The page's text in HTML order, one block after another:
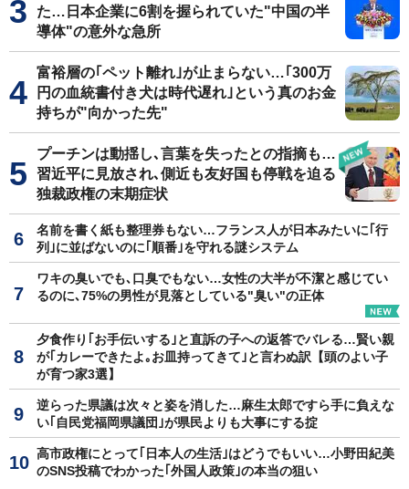
た…日本企業に6割を握られていた"中国の半
導体"の意外な急所
富裕層の｢ペット離れ｣が止まらない…｢300万
円の血統書付き犬は時代遅れ｣という真のお金
持ちが"向かった先"
プーチンは動揺し､言葉を失ったとの指摘も…
習近平に見放され､側近も友好国も停戦を迫る
独裁政権の末期症状
名前を書く紙も整理券もない…フランス人が日本みたいに｢行
列｣に並ばないのに｢順番｣を守れる謎システム
ワキの臭いでも､口臭でもない…女性の大半が不潔と感じてい
るのに､75%の男性が見落としている"臭い"の正体
夕食作り｢お手伝いする｣と直訴の子への返答でバレる…賢い親
が｢カレーできたよ｡お皿持ってきて｣と言わぬ訳【頭のよい子
が育つ家3選】
逆らった県議は次々と姿を消した…麻生太郎ですら手に負えな
い｢自民党福岡県議団｣が県民よりも大事にする掟
高市政権にとって｢日本人の生活｣はどうでもいい…小野田紀美
のSNS投稿でわかった｢外国人政策｣の本当の狙い